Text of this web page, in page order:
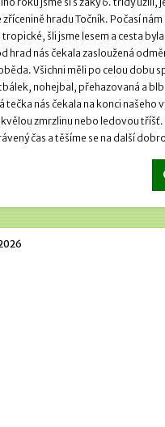
zřícenině hradu Točník. Počasí
tropické, šli jsme lesem a cesta
hrad nás čekala zasloužená
Všichni měli po celou dobu
nohejbal, přehazovaná a
tečka nás čekala na konci našeho
zmrzlinu nebo ledovou tříšť.
čas a těšíme se na další